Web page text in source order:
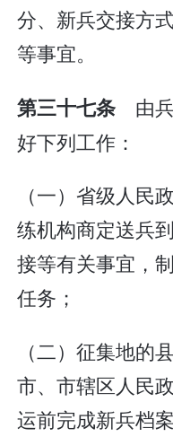
分、新兵交接方
等事宜。
第三十七条 由
好下列工作：
（一）省级人民
练机构商定送兵
接等有关事宜，
任务；
（二）征集地的
市、市辖区人民
运前完成新兵档